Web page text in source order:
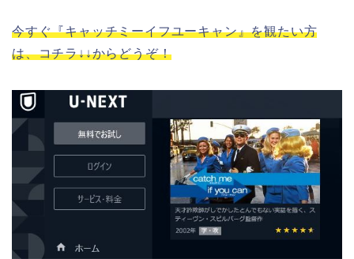
今すぐ『キャッチミーイフユーキャン』を観たい方
は、コチラ↓↓からどうぞ！